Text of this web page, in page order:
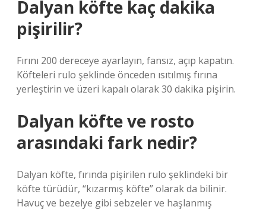
Dalyan köfte kaç dakika
pişirilir?
Fırını 200 dereceye ayarlayın, fansız, açıp kapatın.
Köfteleri rulo şeklinde önceden ısıtılmış fırına
yerleştirin ve üzeri kapalı olarak 30 dakika pişirin.
Dalyan köfte ve rosto
arasındaki fark nedir?
Dalyan köfte, fırında pişirilen rulo şeklindeki bir
köfte türüdür, “kızarmış köfte” olarak da bilinir.
Havuç ve bezelye gibi sebzeler ve haşlanmış